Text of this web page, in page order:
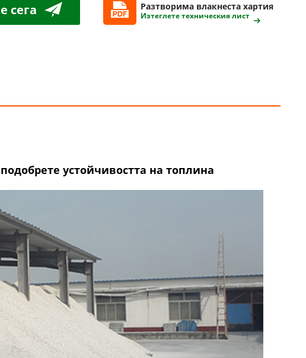
сега Разтворима влакнеста хартия
Изтеглете техническия лист
устойчивостта на топлина